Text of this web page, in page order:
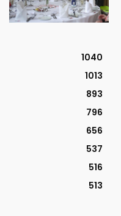
1040
1013
893
796
656
537
516
513